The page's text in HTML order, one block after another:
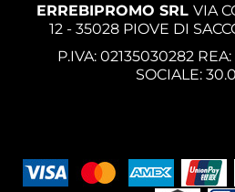
ERREBIPROMO SRL VIA
12 - 35028 PIOVE DI
P.IVA: 02135030282
SOCIALE: